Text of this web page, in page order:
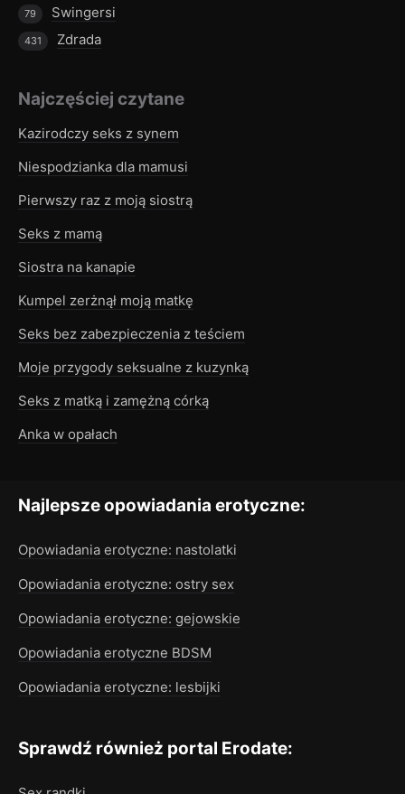
Swingersi
79
Zdrada
431
Najczęściej czytane
Kazirodczy seks z synem
Niespodzianka dla mamusi
Pierwszy raz z moją siostrą
Seks z mamą
Siostra na kanapie
Kumpel zerżnął moją matkę
Seks bez zabezpieczenia z teściem
Moje przygody seksualne z kuzynką
Seks z matką i zamężną córką
Anka w opałach
Najlepsze opowiadania erotyczne:
Opowiadania erotyczne: nastolatki
Opowiadania erotyczne: ostry sex
Opowiadania erotyczne: gejowskie
Opowiadania erotyczne BDSM
Opowiadania erotyczne: lesbijki
Sprawdź również portal Erodate: